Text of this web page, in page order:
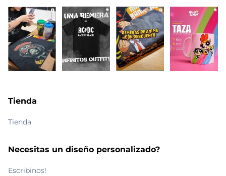
Tienda
Tienda
Necesitas un diseño personalizado?
Escribinos!